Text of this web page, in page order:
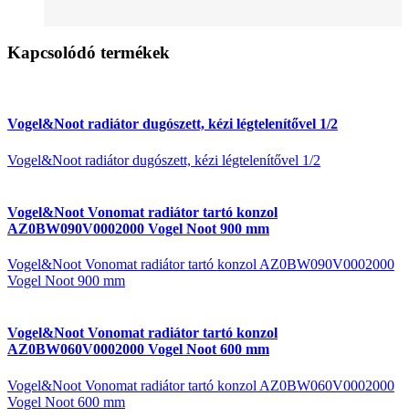
Kapcsolódó termékek
Vogel&Noot radiátor dugószett, kézi légtelenítővel 1/2
Vogel&Noot radiátor dugószett, kézi légtelenítővel 1/2
Vogel&Noot Vonomat radiátor tartó konzol
AZ0BW090V0002000 Vogel Noot 900 mm
Vogel&Noot Vonomat radiátor tartó konzol AZ0BW090V0002000
Vogel Noot 900 mm
Vogel&Noot Vonomat radiátor tartó konzol
AZ0BW060V0002000 Vogel Noot 600 mm
Vogel&Noot Vonomat radiátor tartó konzol AZ0BW060V0002000
Vogel Noot 600 mm